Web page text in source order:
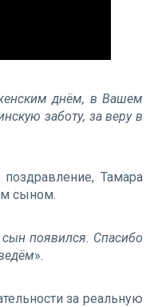
днём, в Вашем
заботу, за веру в
Тамара
сыном.
появился. Спасибо
».
за реальную